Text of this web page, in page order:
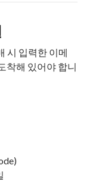
시 입력한 이메
착해 있어야 합니